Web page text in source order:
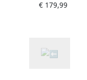
€ 179,99